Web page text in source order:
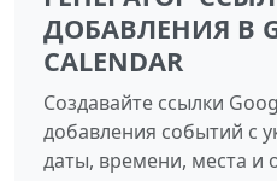
ДОБАВЛЕНИЯ В
CALENDAR
Создавайте ссылки
добавления событий с
даты, времени, места и